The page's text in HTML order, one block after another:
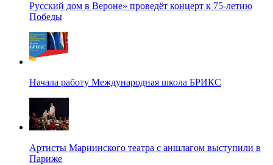
Русский дом в Вероне» проведёт концерт к 75-летию
Победы
Начала работу Международная школа БРИКС
Артисты Мариинского театра с аншлагом выступили в
Париже